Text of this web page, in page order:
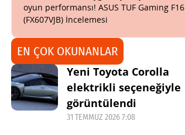
oyun performansı! ASUS TUF Gaming F16
(FX607VJB) İncelemesi
EN ÇOK OKUNANLAR
Yeni Toyota Corolla
elektrikli seçeneğiyle
görüntülendi
31 TEMMUZ 2026 7:08